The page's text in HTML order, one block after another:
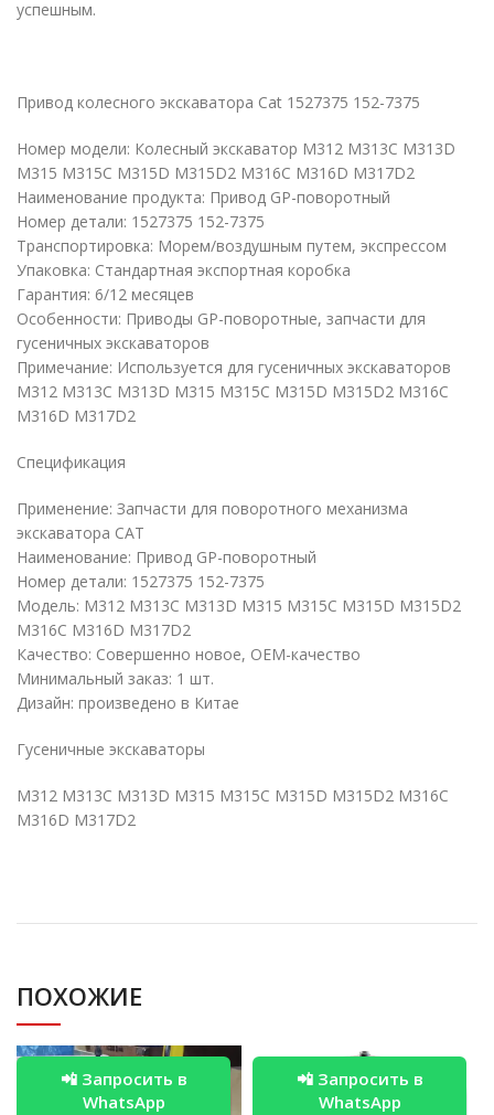
успешным.
Привод колесного экскаватора Cat 1527375 152-7375
Номер модели: Колесный экскаватор M312 M313C M313D
M315 M315C M315D M315D2 M316C M316D M317D2
Наименование продукта: Привод GP-поворотный
Номер детали: 1527375 152-7375
Транспортировка: Морем/воздушным путем, экспрессом
Упаковка: Стандартная экспортная коробка
Гарантия: 6/12 месяцев
Особенности: Приводы GP-поворотные, запчасти для
гусеничных экскаваторов
Примечание: Используется для гусеничных экскаваторов
M312 M313C M313D M315 M315C M315D M315D2 M316C
M316D M317D2
Спецификация
Применение: Запчасти для поворотного механизма
экскаватора CAT
Наименование: Привод GP-поворотный
Номер детали: 1527375 152-7375
Модель: M312 M313C M313D M315 M315C M315D M315D2
M316C M316D M317D2
Качество: Совершенно новое, OEM-качество
Минимальный заказ: 1 шт.
Дизайн: произведено в Китае
Гусеничные экскаваторы
M312 M313C M313D M315 M315C M315D M315D2 M316C
M316D M317D2
ПОХОЖИЕ
📲 Запросить в
WhatsApp
📲 Запросить в
WhatsApp